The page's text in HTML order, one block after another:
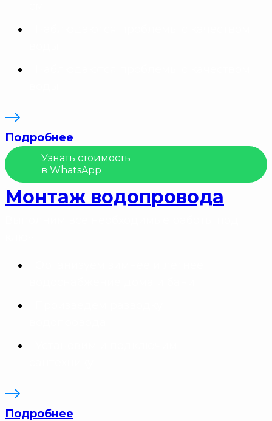
Подробнее
Узнать стоимость
в WhatsApp
Монтаж водопровода
Подробнее